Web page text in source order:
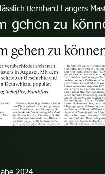
Bernhard Langers
gehen zu